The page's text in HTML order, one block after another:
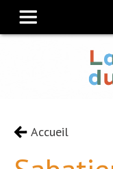
Accueil